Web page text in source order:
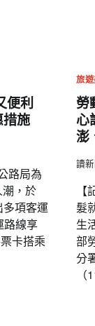
便利
施
路局為
，於
項客運
路線享
卡搭乘
旅
勞
心
澎
讀
髮
生
部
分